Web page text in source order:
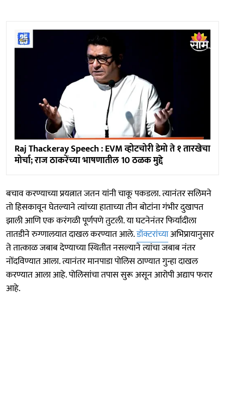
Raj Thackeray Speech : EVM व्होटचोरी डेमो ते १ तारखेचा
मोर्चा; राज ठाकरेंच्या भाषणातील 10 ठळक मुद्दे
बचाव करण्याच्या प्रयत्नात जतन यांनी चाकू पकडला. त्यानंतर सलिमने
तो हिसकावून घेतल्याने त्यांच्या हाताच्या तीन बोटांना गंभीर दुखापत
झाली आणि एक करंगळी पूर्णपणे तुटली. या घटनेनंतर फिर्यादीला
तातडीने रुग्णालयात दाखल करण्यात आले.डॉक्टरांच्याअभिप्रायानुसार
ते तात्काळ जबाब देण्याच्या स्थितीत नसल्याने त्यांचा जबाब नंतर
नोंदविण्यात आला. त्यानंतर मानपाडा पोलिस ठाण्यात गुन्हा दाखल
करण्यात आला आहे. पोलिसांचा तपास सुरू असून आरोपी अद्याप फरार
आहे.